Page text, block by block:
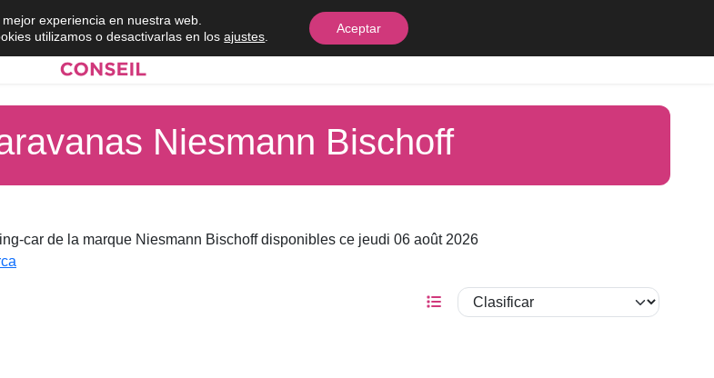
equipos
Niesmann Bischoff
car de la marque Niesmann Bischoff disponibles ce jeudi 06 août 2026
experiencia en nuestra web.
utilizamos o desactivarlas en losajustes
Aceptar